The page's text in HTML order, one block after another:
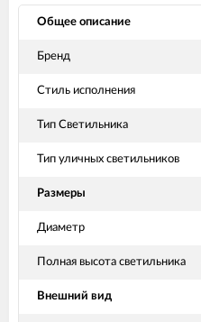
Общее описание
Бренд
Стиль исполнения
Тип Светильника
Тип уличных светильников
Размеры
Диаметр
Полная высота светильника
Внешний вид